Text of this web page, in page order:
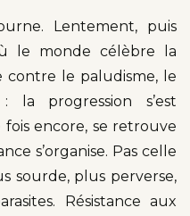
Lentement, puis
le monde célèbre la
le paludisme, le
la progression s’est
fois encore, se retrouve
s’organise. Pas celle
sourde, plus perverse,
Résistance aux